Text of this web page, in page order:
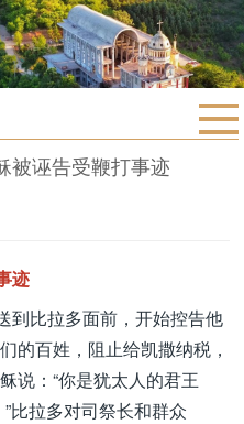
被诬告受鞭打事迹
迹
到比拉多面前，开始控告他
的百姓，阻止给凯撒纳税，
说：“你是犹太人的君王
比拉多对司祭长和群众